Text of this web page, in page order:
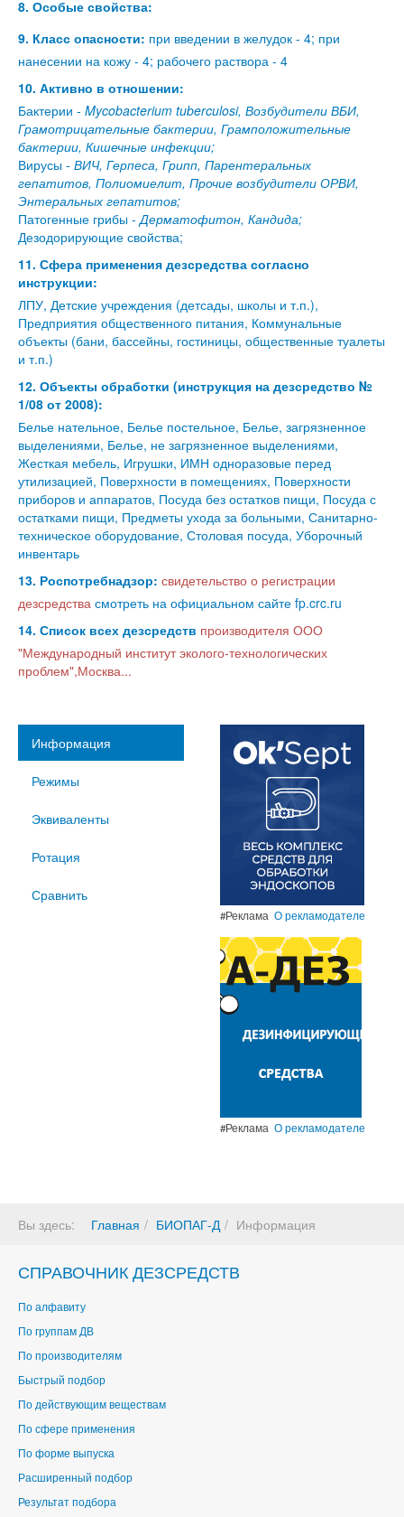
8. Особые свойства:
9. Класс опасности: при введении в желудок - 4; при
нанесении на кожу - 4; рабочего раствора - 4
10. Активно в отношении:
Бактерии - Mycobacterium tuberculosi, Возбудители ВБИ,
Грамотрицательные бактерии, Грамположительные
бактерии, Кишечные инфекции;
Вирусы - ВИЧ, Герпеса, Грипп, Парентеральных
гепатитов, Полиомиелит, Прочие возбудители ОРВИ,
Энтеральных гепатитов;
Патогенные грибы -Дерматофитон, Кандида;
Дезодорирующие свойства;
11. Сфера применения дезсредства согласно
инструкции:
ЛПУ, Детские учреждения (детсады, школы и т.п.),
Предприятия общественного питания, Коммунальные
объекты (бани, бассейны, гостиницы, общественные туалеты
и т.п.)
12. Объекты обработки (инструкция на дезсредство №
1/08 от 2008):
Белье нательное, Белье постельное, Белье, загрязненное
выделениями, Белье, не загрязненное выделениями,
Жесткая мебель, Игрушки, ИМН одноразовые перед
утилизацией, Поверхности в помещениях, Поверхности
приборов и аппаратов, Посуда без остатков пищи, Посуда с
остатками пищи, Предметы ухода за больными, Санитарно-
техническое оборудование, Столовая посуда, Уборочный
инвентарь
13. Роспотребнадзор: свидетельство о регистрации
дезсредства смотреть на официальном сайте fp.crc.ru
14. Список всех дезсредств производителя ООО
"Международный институт эколого-технологических
проблем",Москва...
Информация
Режимы
Эквиваленты
Ротация
Сравнить
#Реклама О рекламодателе
#Реклама О рекламодателе
Вы здесь: Главная БИОПАГ-Д Информация
СПРАВОЧНИК ДЕЗСРЕДСТВ
По алфавиту
По группам ДВ
По производителям
Быстрый подбор
По действующим веществам
По сфере применения
По форме выпуска
Расширенный подбор
Результат подбора